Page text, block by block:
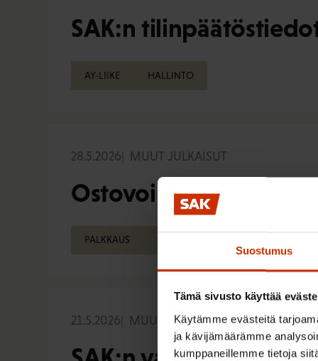
Suostumus
Tämä sivusto käyttää
Käytämme evästeitä
ja kävijämäärämme
kumppaneillemme tietoja
SAK:n
AY-LIIKE HALLINTO
28.5.2026 MUUT JULKAISUT
Ostovoiman seuranta
PALKKAUS
21.5.2026 MUUT JULKAISUT